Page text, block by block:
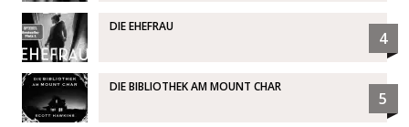
DIE EHEFRAU
4
DIE BIBLIOTHEK AM MOUNT CHAR
5